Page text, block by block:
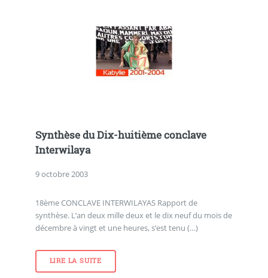
Synthèse du Dix-huitième conclave
Interwilaya
9 octobre 2003
18ème CONCLAVE INTERWILAYAS Rapport de
synthèse. L’an deux mille deux et le dix neuf du mois de
décembre à vingt et une heures, s’est tenu (…)
LIRE LA SUITE